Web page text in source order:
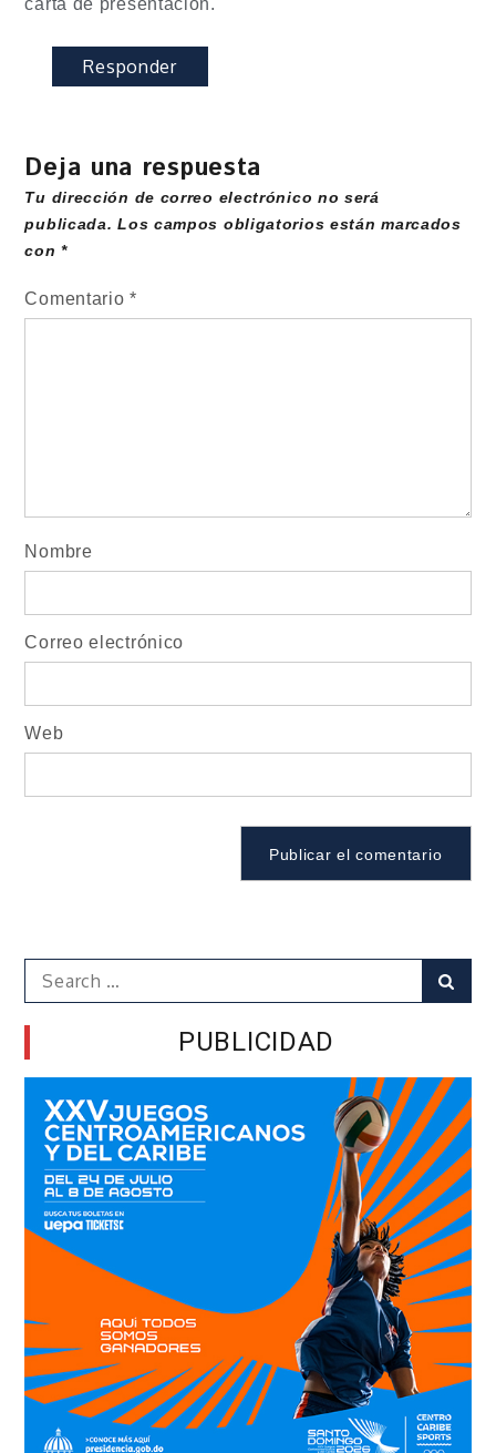
Responder
Deja una respuesta
Tu dirección de correo electrónico no será
publicada. Los campos obligatorios están marcados
con*
Comentario*
Nombre
Correo electrónico
Web
Search
for:
PUBLICIDAD